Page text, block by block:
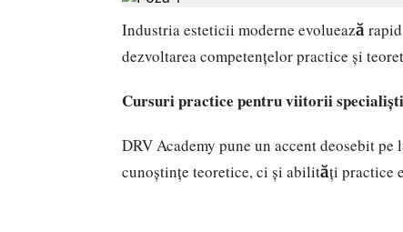
Industria esteticii moderne evoluează
dezvoltarea competențelor practice și
Cursuri practice pentru viitorii specialiști
DRV Academy pune un accent deosebit
cunoștințe teoretice, ci și abilități practice